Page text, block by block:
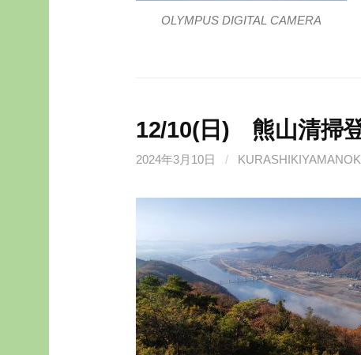
OLYMPUS DIGITAL CAMERA
12/10(日) 熊山清掃
2024年3月10日 /